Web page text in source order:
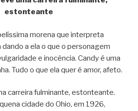
estonteante
morena que interpreta
a ela o que o personagem
e inocência. Candy é uma
Tudo o que ela quer é amor, afeto.
carreira fulminante, estonteante.
cidade do Ohio, em 1926,